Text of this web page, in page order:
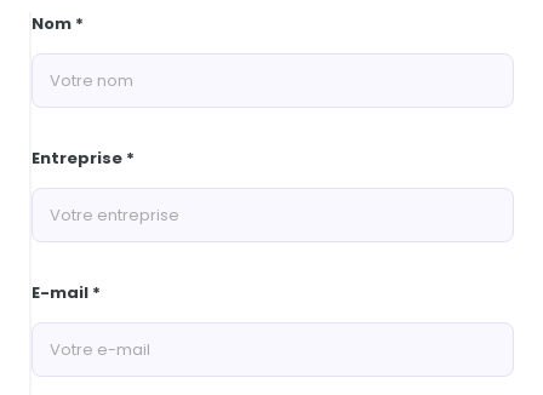
Nom *
Entreprise *
E-mail *